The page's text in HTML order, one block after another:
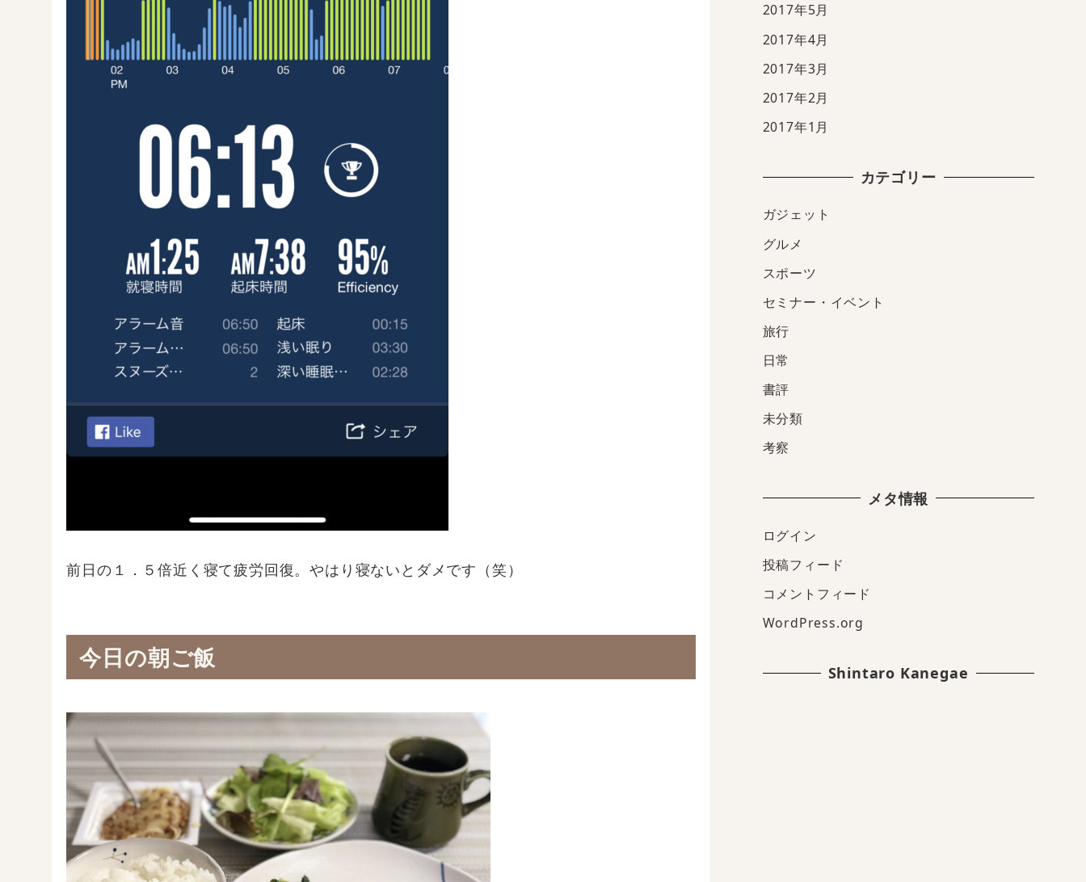
前日の１．５倍近く寝て疲労回復。やはり寝ないとダメです（笑）
今日の朝ご飯
2017年5月
2017年4月
2017年3月
2017年2月
2017年1月
カテゴリー
ガジェット
グルメ
スポーツ
セミナー・イベント
旅行
日常
書評
未分類
考察
メタ情報
ログイン
投稿フィード
コメントフィード
WordPress.org
Shintaro Kanegae